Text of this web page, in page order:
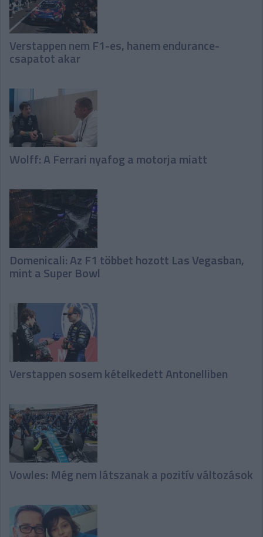
Verstappen nem F1-es, hanem endurance-
csapatot akar
Wolff: A Ferrari nyafog a motorja miatt
Domenicali: Az F1 többet hozott Las Vegasban,
mint a Super Bowl
Verstappen sosem kételkedett Antonelliben
Vowles: Még nem látszanak a pozitív változások